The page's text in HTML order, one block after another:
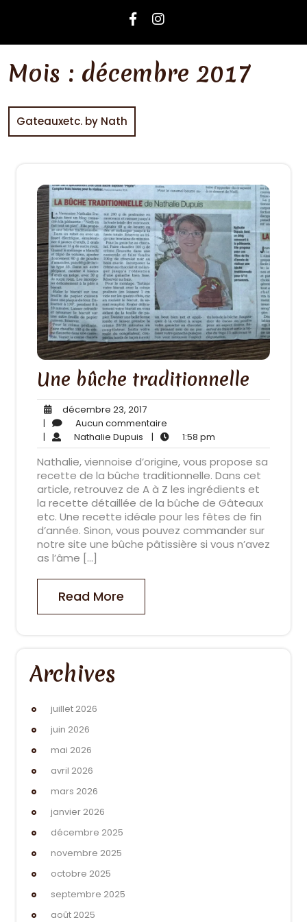
Mois : décembre 2017
Gateauxetc. by Nath
Une bûche traditionnelle
décembre 23, 2017décembre
23,
2017
| Aucun commentaire
commentaire
| Nathalie Dupuis Nathalie
Dupuis
| 1:58 pm
pm
Nathalie, viennoise d’origine, vous propose sa
recette de la bûche traditionnelle. Dans cet
article, retrouvez de A à Z les ingrédients et
la recette détaillée de la bûche de Gâteaux
etc. Une recette idéale pour les fêtes de fin
d’année. Sinon, vous pouvez commander sur
notre site une bûche pâtissière si vous n’avez
as l’âme […]
Read More
Archives
juillet 2026
juin 2026
mai 2026
avril 2026
mars 2026
janvier 2026
décembre 2025
novembre 2025
octobre 2025
septembre 2025
août 2025